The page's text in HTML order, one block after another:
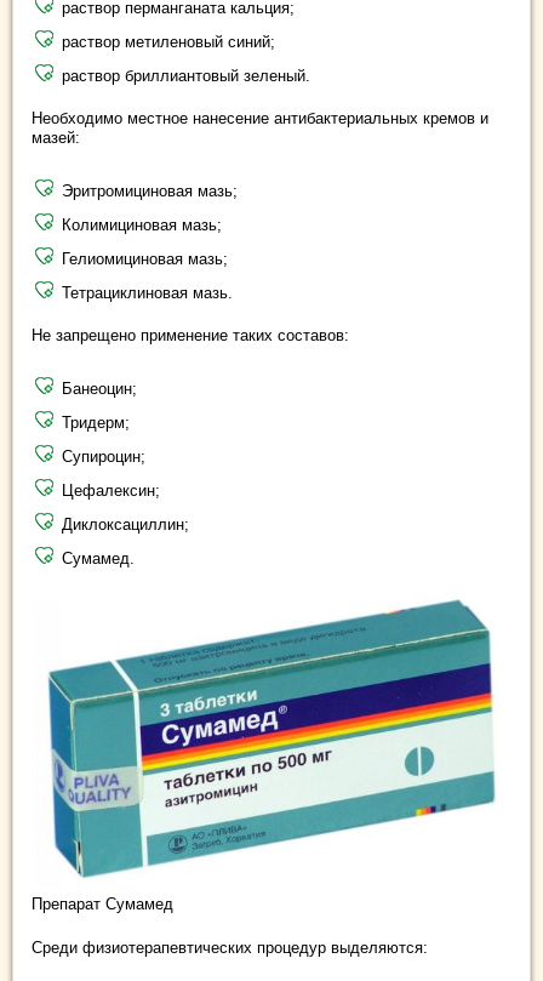
раствор перманганата кальция;
раствор метиленовый синий;
раствор бриллиантовый зеленый.
Необходимо местное нанесение антибактериальных кремов и
мазей:
Эритромициновая мазь;
Колимициновая мазь;
Гелиомициновая мазь;
Тетрациклиновая мазь.
Не запрещено применение таких составов:
Банеоцин;
Тридерм;
Супироцин;
Цефалексин;
Диклоксациллин;
Сумамед.
Препарат Сумамед
Среди физиотерапевтических процедур выделяются: